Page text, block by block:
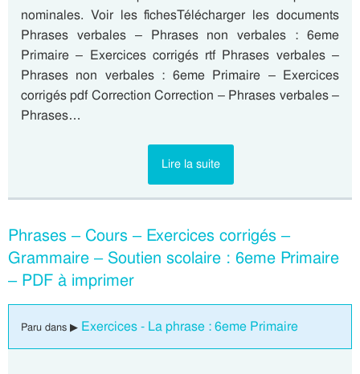
nominales. Voir les fichesTélécharger les documents
Phrases verbales – Phrases non verbales : 6eme
Primaire – Exercices corrigés rtf Phrases verbales –
Phrases non verbales : 6eme Primaire – Exercices
corrigés pdf Correction Correction – Phrases verbales –
Phrases…
Lire la suite
Phrases – Cours – Exercices corrigés –
Grammaire – Soutien scolaire : 6eme Primaire
– PDF à imprimer
Paru dans ▶ Exercices - La phrase : 6eme Primaire